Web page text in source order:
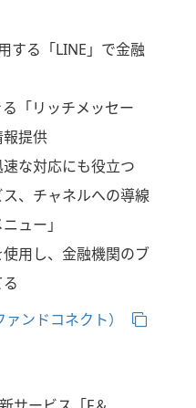
する「LINE」で金融
「リッチメッセー
提供
な対応にも役立つ
、チャネルへの導線
ュー」
用し、金融機関のブ
ンドコネクト）